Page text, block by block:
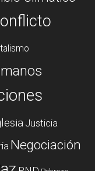
Justicia
Negociación